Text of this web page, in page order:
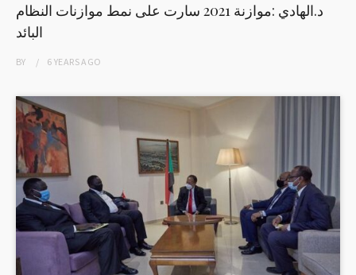
د.الهادي :موازنة 2021 سارت على نمط موازنات النظام
البائد
BY 6 YEARSAGO